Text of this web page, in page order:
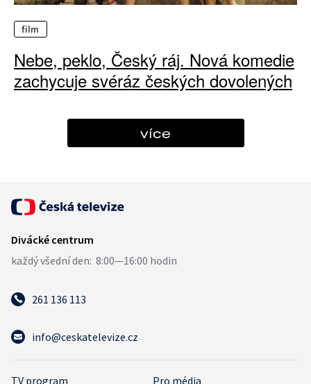
film
Nebe, peklo, Český ráj. Nová komedie
zachycuje svéráz českých dovolených
více
261 136 113
info@ceskatelevize.cz
TV program Pro média